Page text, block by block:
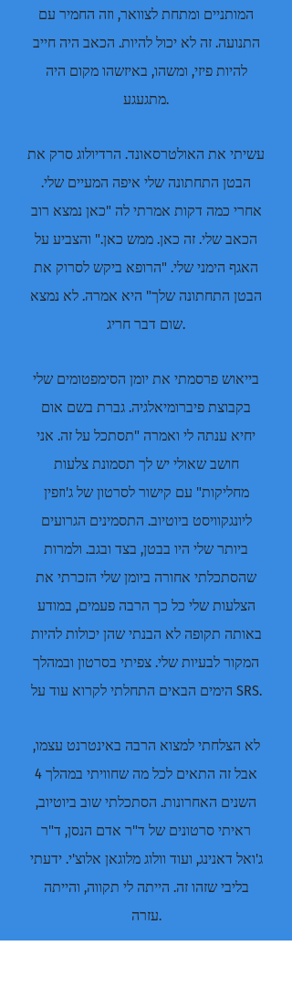
המותניים ומתחת לצוואר, וזה החמיר עם
התנועה. זה לא יכול להיות. הכאב היה חייב
להיות פיזי, ומשהו, באיזשהו מקום היה
מתגעגע.
עשיתי את האולטרסאונד. הרדיולוג סרק את
הבטן התחתונה שלי איפה המעיים שלי.
אחרי כמה דקות אמרתי לה "כאן נמצא רוב
הכאב שלי. זה כאן. ממש כאן." והצביע על
האגף הימני שלי. "הרופא ביקש לסרוק את
הבטן התחתונה שלך" היא אמרה. לא נמצא
שום דבר חריג.
בייאוש פרסמתי את יומן הסימפטומים שלי
בקבוצת פיברומיאלגיה. גברת בשם אום
יחיא ענתה לי ואמרה "תסתכל על זה. אני
חושב שאולי יש לך תסמונת צלעות
מחליקות" עם קישור לסרטון של ג'וזפין
ליונגקוויסט ביוטיוב. התסמינים הגרועים
ביותר שלי היו בבטן, בצד ובגב. ולמרות
שהסתכלתי אחורה ביומן שלי הזכרתי את
הצלעות שלי כל כך הרבה פעמים, במודע
באותה תקופה לא הבנתי שהן יכולות להיות
המקור לבעיות שלי. צפיתי בסרטון ובמהלך
הימים הבאים התחלתי לקרוא עוד על SRS.
לא הצלחתי למצוא הרבה באינטרנט עצמו,
אבל זה התאים לכל מה שחוויתי במהלך 4
השנים האחרונות. הסתכלתי שוב ביוטיוב,
ראיתי סרטונים של ד"ר אדם הנסן, ד"ר
ג'ואל דאנינג, ועוד וולוג מלוגאן אלוצ'י. ידעתי
בליבי שזהו זה. הייתה לי תקווה, והייתה
עזרה.